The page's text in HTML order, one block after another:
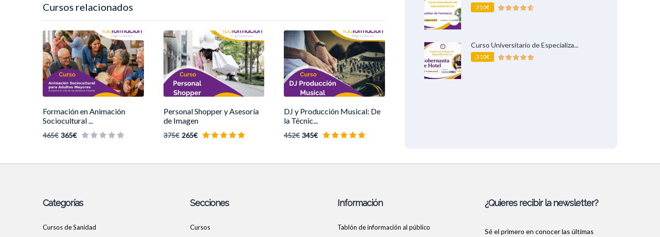
Cursos relacionados
Formación en Animación
Sociocultural ...
465€ 365€
Personal Shopper y Asesoría
de Imagen
375€ 265€
DJ y Producción Musical: De
la Técnic...
452€ 345€
310€
Curso Universitario de Especializa...
310€
Categorías
Cursos de Sanidad
Secciones
Cursos
Información
Tablón de información al público
¿Quieres recibir la newsletter?
Sé el primero en conocer las últimas